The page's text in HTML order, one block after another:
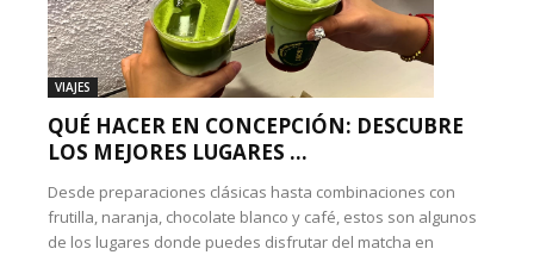
VIAJES
QUÉ HACER EN CONCEPCIÓN: DESCUBRE
LOS MEJORES LUGARES ...
Desde preparaciones clásicas hasta combinaciones con
frutilla, naranja, chocolate blanco y café, estos son algunos
de los lugares donde puedes disfrutar del matcha en